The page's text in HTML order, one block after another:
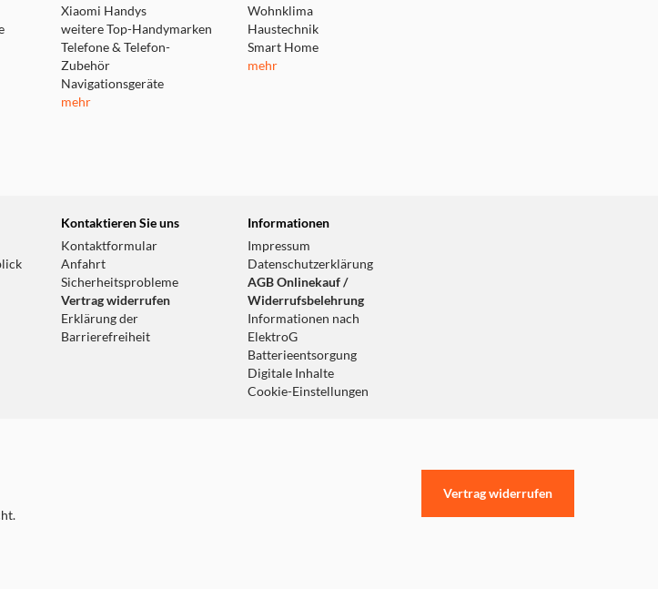
Xiaomi Handys
weitere Top-Handymarken
Telefone & Telefon-
Zubehör
Navigationsgeräte
mehr
Wohnklima
Haustechnik
Smart Home
mehr
Kontaktieren Sie uns
Kontaktformular
Anfahrt
Sicherheitsprobleme
Vertrag widerrufen
Erklärung der
Barrierefreiheit
Informationen
Impressum
Datenschutzerklärung
AGB Onlinekauf /
Widerrufsbelehrung
Informationen nach
ElektroG
Batterieentsorgung
Digitale Inhalte
Cookie-Einstellungen
Vertrag widerrufen